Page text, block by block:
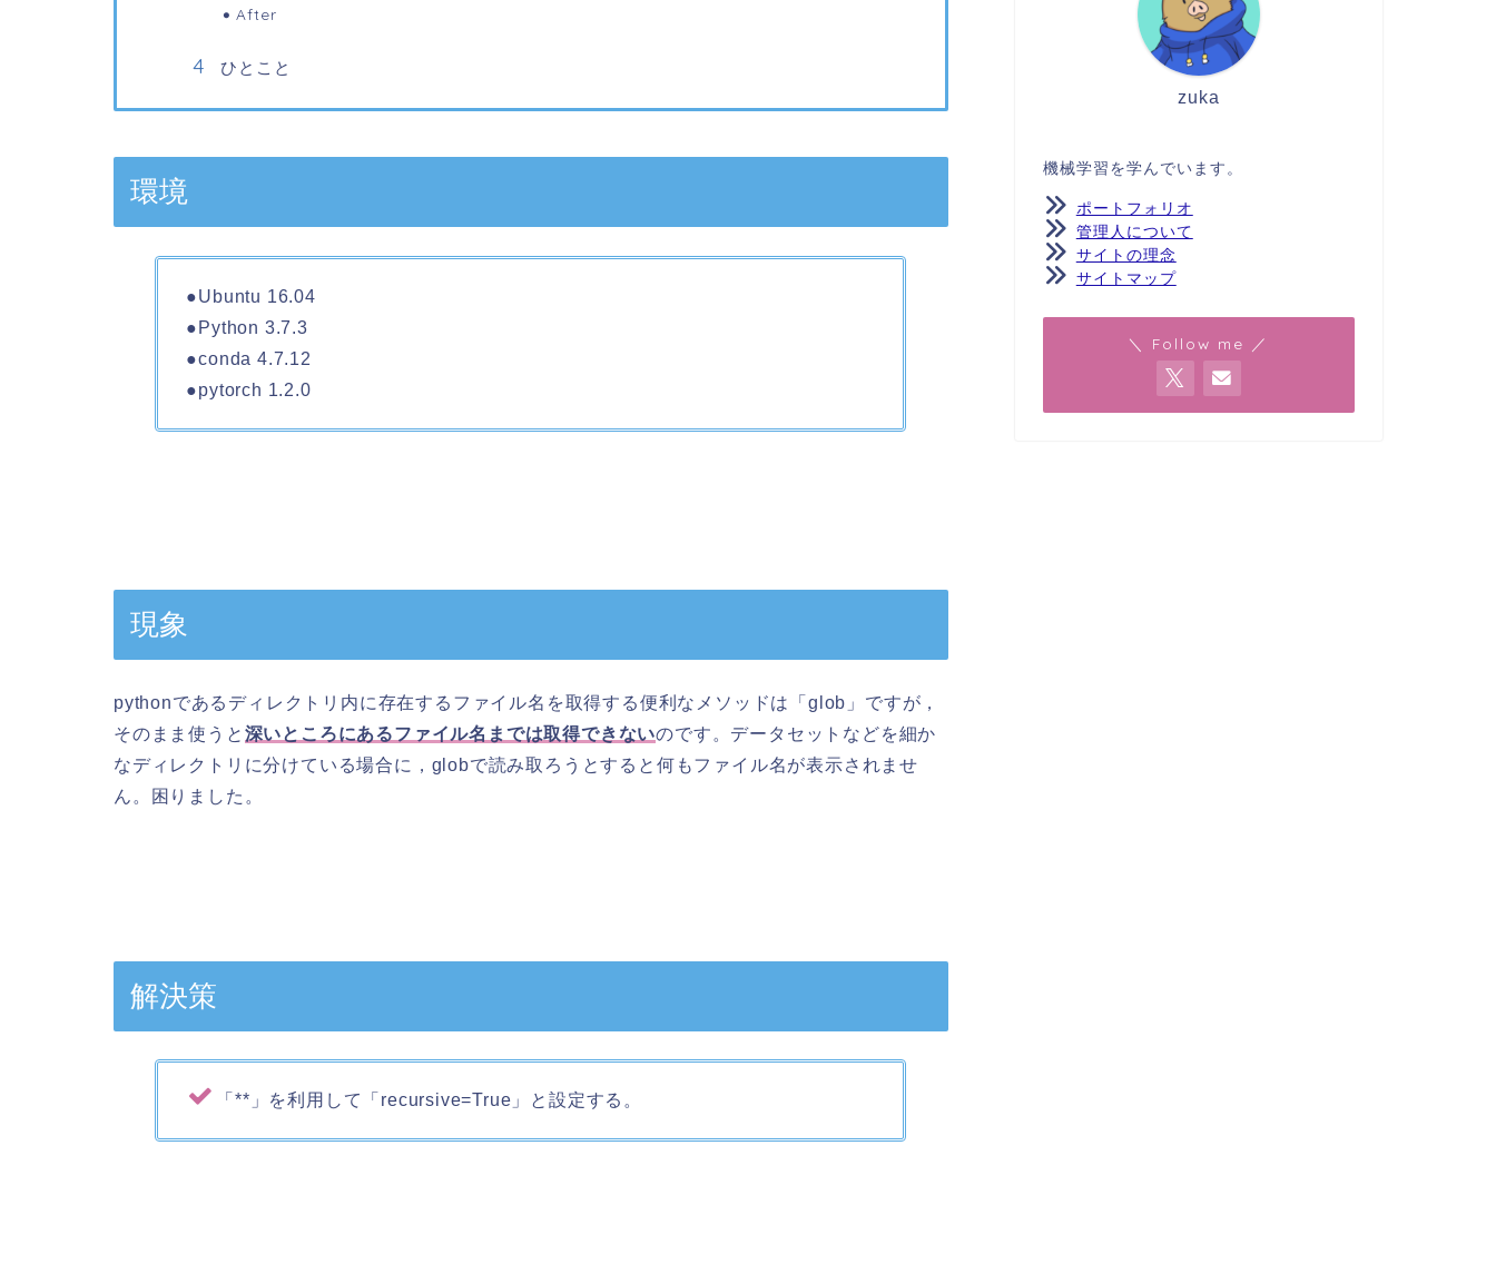
After
ひとこと
環境
●Ubuntu 16.04
●Python 3.7.3
●conda 4.7.12
●pytorch 1.2.0
現象
pythonであるディレクトリ内に存在するファイル名を取得する便利なメソッドは「glob」ですが，
そのまま使うと 深いところにあるファイル名までは取得できないのです。データセットなどを細か
なディレクトリに分けている場合に，globで読み取ろうとすると何もファイル名が表示されませ
ん。困りました。
解決策
「**」を利用して「recursive=True」と設定する。
zuka
機械学習を学んでいます。
ポートフォリオ
管理人について
サイトの理念
サイトマップ
＼ Follow me ／